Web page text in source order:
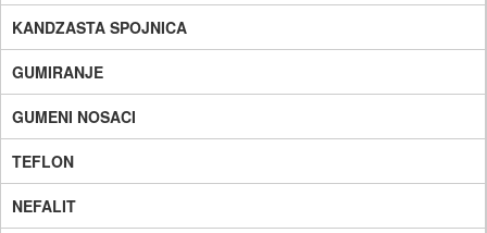
KANDZASTA SPOJNICA
GUMIRANJE
GUMENI NOSACI
TEFLON
NEFALIT